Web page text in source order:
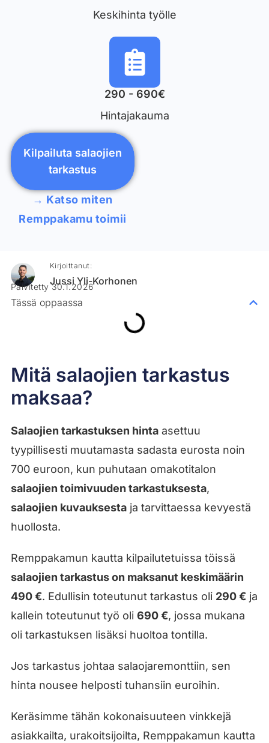
Keskihinta työlle
290 - 690€
Hintajakauma
Kilpailuta salaojien
tarkastus
→ Katso miten
Remppakamu toimii
Mitä salaojien tarkastus
maksaa?
Salaojien tarkastuksen hintaasettuu
tyypillisesti muutamasta sadasta eurosta noin
700 euroon, kun puhutaan omakotitalon
salaojien toimivuuden tarkastuksesta,
salaojien kuvauksestaja tarvittaessa kevyestä
huollosta.
Remppakamun kautta kilpailutetuissa töissä
salaojien tarkastus on maksanut keskimäärin
490 €. Edullisin toteutunut tarkastus oli 290 € ja
kallein toteutunut työ oli 690 €, jossa mukana
oli tarkastuksen lisäksi huoltoa tontilla.
Jos tarkastus johtaa salaojaremonttiin, sen
hinta nousee helposti tuhansiin euroihin.
Keräsimme tähän kokonaisuuteen vinkkejä
asiakkailta, urakoitsijoilta, Remppakamun kautta
Kirjoittanut:
Jussi Yli-Korhonen
Päivitetty 30.1.2026
Tässä oppaassa